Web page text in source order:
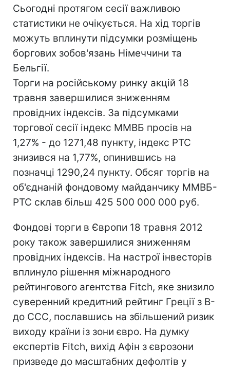
Сьогодні протягом сесії важливою
статистики не очікується. На хід торгів
можуть вплинути підсумки розміщень
боргових зобов'язань Німеччини та
Бельгії.
Торги на російському ринку акцій 18
травня завершилися зниженням
провідних індексів. За підсумками
торгової сесії індекс ММВБ просів на
1,27% - до 1271,48 пункту, індекс РТС
знизився на 1,77%, опинившись на
позначці 1290,24 пункту. Обсяг торгів на
об'єднаній фондовому майданчику ММВБ-
РТС склав більш 425 500 000 000 руб.
Фондові торги в Європи 18 травня 2012
року також завершилися зниженням
провідних індексів. На настрої інвесторів
вплинуло рішення міжнародного
рейтингового агентства Fitch, яке знизило
суверенний кредитний рейтинг Греції з B-
до ССС, пославшись на збільшений ризик
виходу країни із зони євро. На думку
експертів Fitch, вихід Афін з єврозони
призведе до масштабних дефолтів у